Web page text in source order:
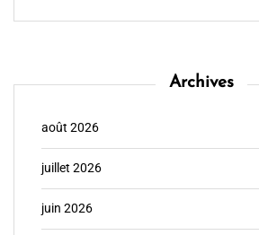
Archives
août 2026
juillet 2026
juin 2026